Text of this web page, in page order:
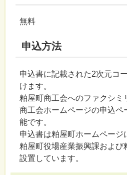
無料
申込方法
申込書に記載された2次元コ
けます。
粕屋町商工会へのファクシミ
商工会ホームページの申込ペ
能です。
申込書は粕屋町ホームページ
粕屋町役場産業振興課および
設置しています。